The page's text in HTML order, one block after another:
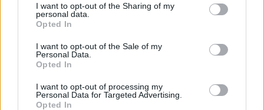
I want to opt-out of the Sharing of my
personal data.
Opted In
I want to opt-out of the Sale of my
Personal Data.
Opted In
I want to opt-out of processing my
Personal Data for Targeted Advertising.
Opted In